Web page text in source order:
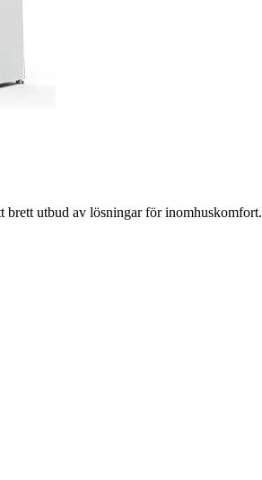
brett utbud av lösningar för inomhuskomfort.